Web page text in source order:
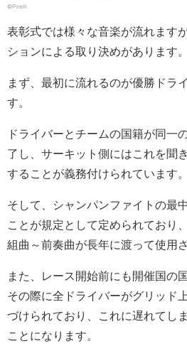
©Pirelli
表彰式では様々な音楽が流れます
ションによる取り決めがあります。
まず、最初に流れるのが優勝ドラ
す。
ドライバーとチームの国籍が同一
了し、サーキット側にはこれを聞
することが義務付けられています。
そして、シャンパンファイトの最
ことが規定として定められており
組曲～前奏曲が長年に渡って使用
また、レース開始前にも開催国の
その際に全ドライバーがグリッド
づけられており、これに遅れてし
ことになります。